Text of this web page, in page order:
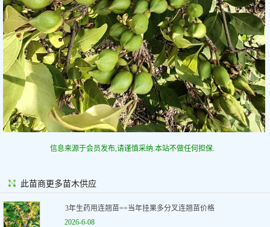
信息来源于会员发布,请谨慎采纳.本站不做任何担保.
此苗商更多苗木供应
3年生药用连翘苗==当年挂果多分叉连翘苗价格
2026-6-08